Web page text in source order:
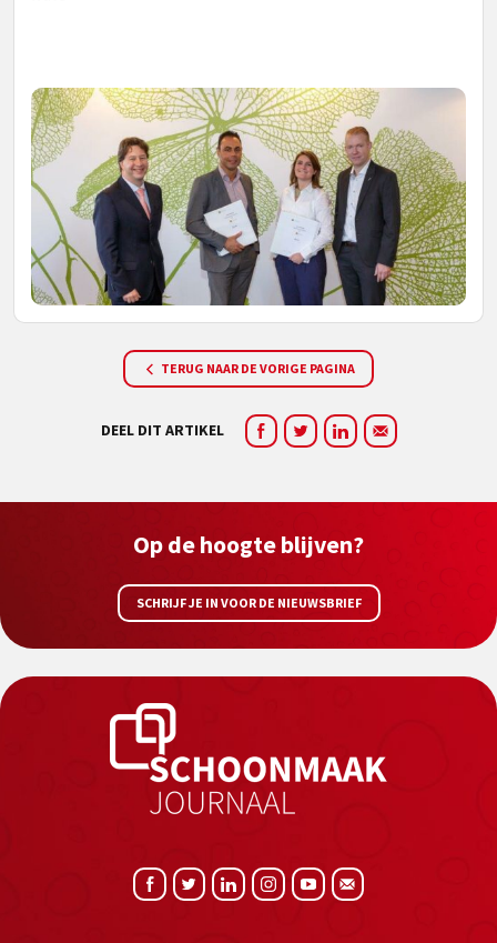
TERUG NAAR DE VORIGE PAGINA
DEEL DIT ARTIKEL
Op de hoogte blijven?
SCHRIJF JE IN VOOR DE NIEUWSBRIEF